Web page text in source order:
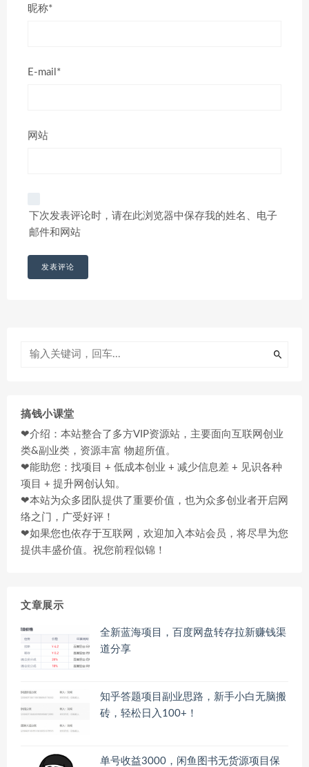
昵称*
E-mail*
网站
下次发表评论时，请在此浏览器中保存我的姓名、电子
邮件和网站
搞钱小课堂
❤介绍：本站整合了多方VIP资源站，主要面向互联网创业
类&副业类，资源丰富 物超所值。
❤能助您：找项目 + 低成本创业 + 减少信息差 + 见识各种
项目 + 提升网创认知。
❤本站为众多团队提供了重要价值，也为众多创业者开启网
络之门，广受好评！
❤如果您也依存于互联网，欢迎加入本站会员，将尽早为您
提供丰盛价值。祝您前程似锦！
文章展示
全新蓝海项目，百度网盘转存拉新赚钱渠
道分享
知乎答题项目副业思路，新手小白无脑搬
砖，轻松日入100+！
单号收益3000，闲鱼图书无货源项目保